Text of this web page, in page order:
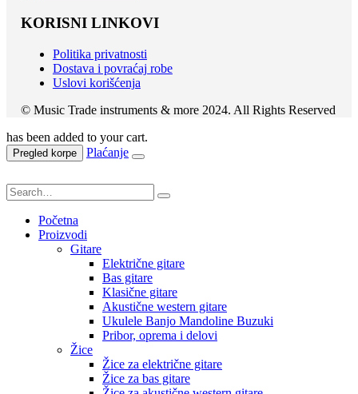
KORISNI LINKOVI
Politika privatnosti
Dostava i povraćaj robe
Uslovi korišćenja
© Music Trade instruments & more 2024. All Rights Reserved
has been added to your cart.
Pregled korpe Plaćanje
Početna
Proizvodi
Gitare
Električne gitare
Bas gitare
Klasične gitare
Akustične western gitare
Ukulele Banjo Mandoline Buzuki
Pribor, oprema i delovi
Žice
Žice za električne gitare
Žice za bas gitare